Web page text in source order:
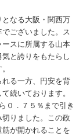
なる大阪・関西万
ございました。ス
スに所属する山本
と誇りをもたらし
る一方、円安を背
続いております。
０．７５％まで引き
りました。この政
が開かれることを